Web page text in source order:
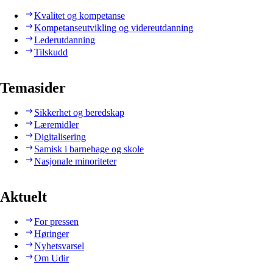
Kvalitet og kompetanse
Kompetanseutvikling og videreutdanning
Lederutdanning
Tilskudd
Temasider
Sikkerhet og beredskap
Læremidler
Digitalisering
Samisk i barnehage og skole
Nasjonale minoriteter
Aktuelt
For pressen
Høringer
Nyhetsvarsel
Om Udir